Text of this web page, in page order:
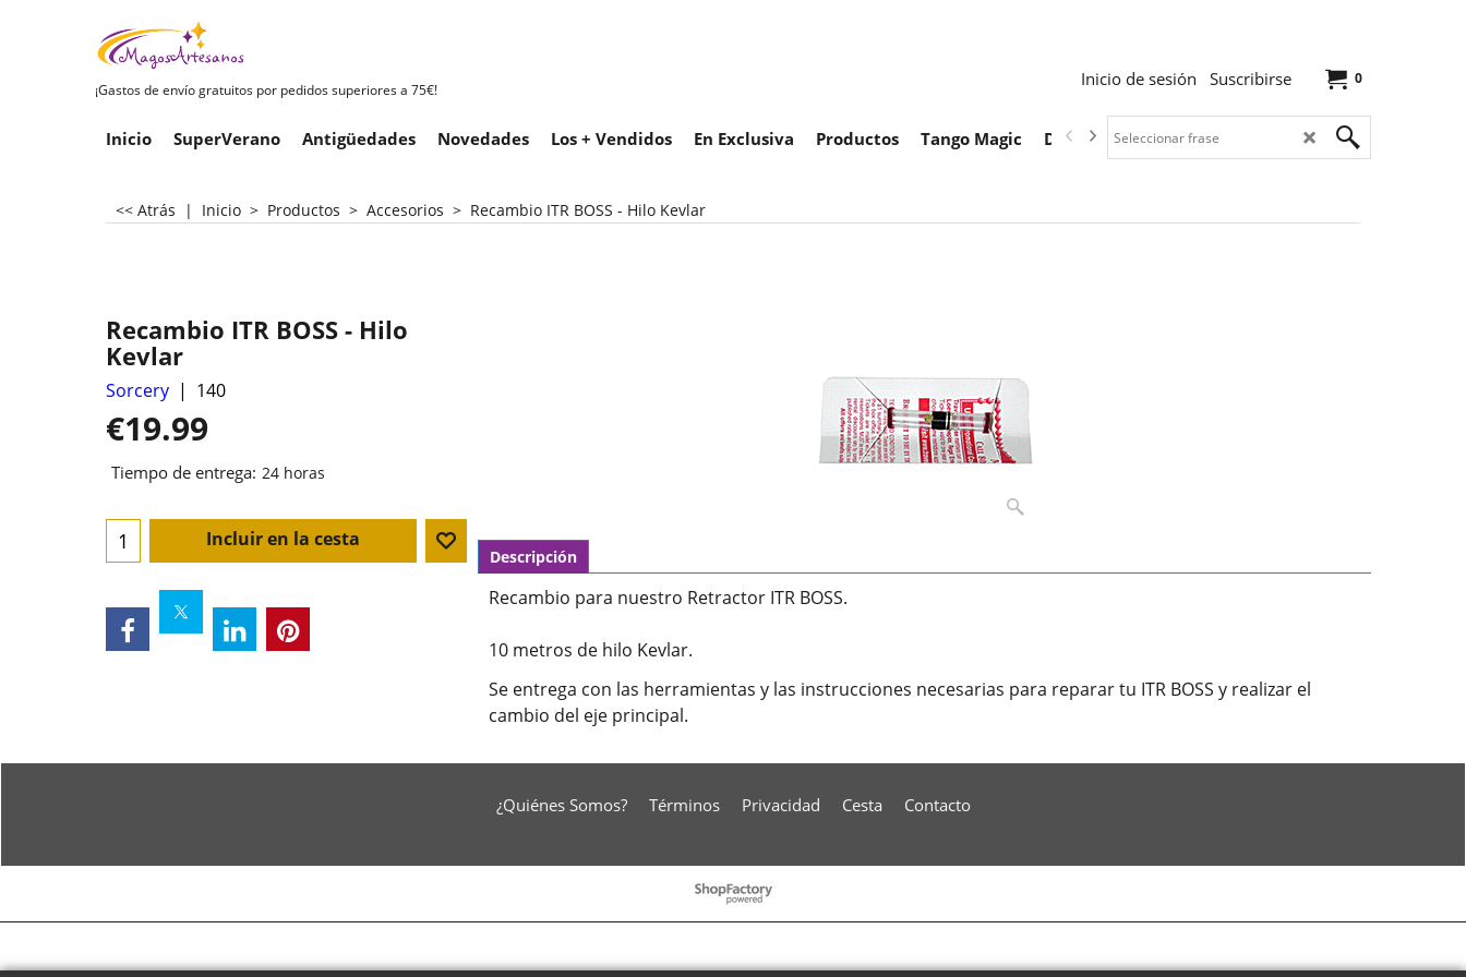
¡Gastos de envío gratuitos por pedidos superiores a 75€!
0
Inicio de sesión Suscribirse
Inicio SuperVerano Antigüedades Novedades Los + Vendidos En Exclusiva Productos Tango Magic Descargas
<< Atrás | Inicio > Productos > Accesorios > Recambio ITR BOSS - Hilo Kevlar
Recambio ITR BOSS - Hilo
Kevlar
Sorcery 140
€19.99
Tiempo de entrega: 24 horas
Incluir en la cesta
Descripción
Recambio para nuestro Retractor ITR BOSS.
10 metros de hilo Kevlar.
Se entrega con las herramientas y las instrucciones necesarias para reparar tu ITR BOSS y realizar el
cambio del eje principal.
¿Quiénes Somos? Términos Privacidad Cesta Contacto
To create online store
ShopFactory eCommerce